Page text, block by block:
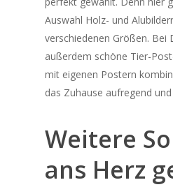
Auswahl Holz- und
verschiedenen Größen. Bei
außerdem schöne Tier-
mit eigenen Postern
das Zuhause aufregend
Weitere
ans Herz